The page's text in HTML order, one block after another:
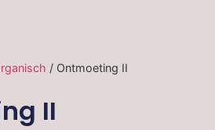
/ Ontmoeting II
II